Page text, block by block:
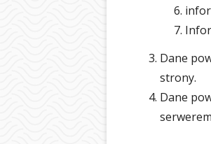
Dane
strony.
Dane